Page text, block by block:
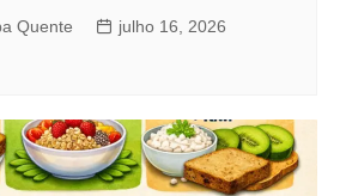
Quente
julho 16, 2026